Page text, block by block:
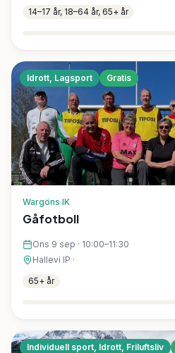
14–17 år, 18–64 år, 65+ år
Idrott, Lagsport Gratis
Wargöns IK
Gåfotboll
Ons 9 sep · 10:00–11:30
Hallevi IP ·
65+ år
Individuell sport, Idrott, Friluftsliv